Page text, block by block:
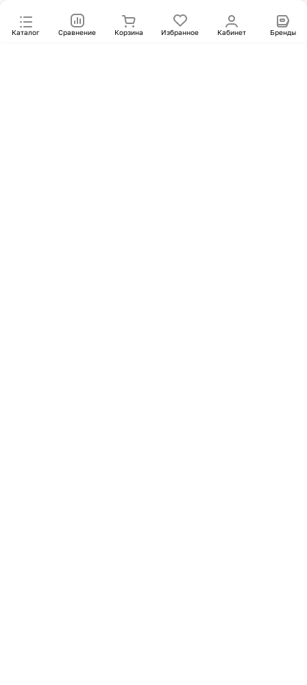
Каталог Сравнение Корзина Избранное Кабинет Бренды